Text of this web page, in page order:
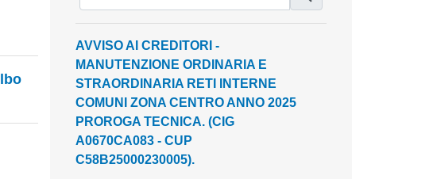
AVVISO AI CREDITORI -
MANUTENZIONE ORDINARIA E
STRAORDINARIA RETI INTERNE
COMUNI ZONA CENTRO ANNO 2025
PROROGA TECNICA. (CIG
A0670CA083 - CUP
C58B25000230005).